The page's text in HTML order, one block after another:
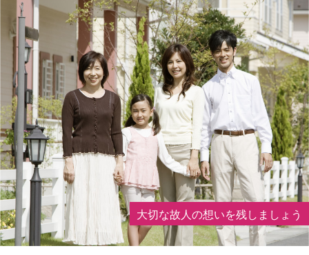
大切な故人の想いを残しましょう